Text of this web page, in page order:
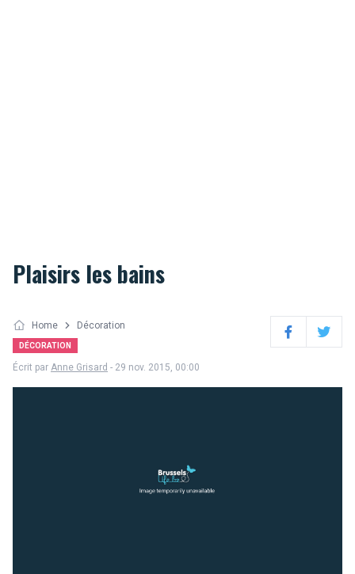
Plaisirs les bains
Home Décoration
DÉCORATION FacebookTwitter
Écrit par Anne Grisard - 29 nov. 2015, 00:00